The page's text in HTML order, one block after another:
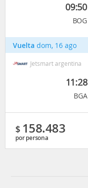
09:50
BOG
Vuelta dom, 16 ago
Jetsmart argentina
11:28
BGA
$ 158.483
por persona